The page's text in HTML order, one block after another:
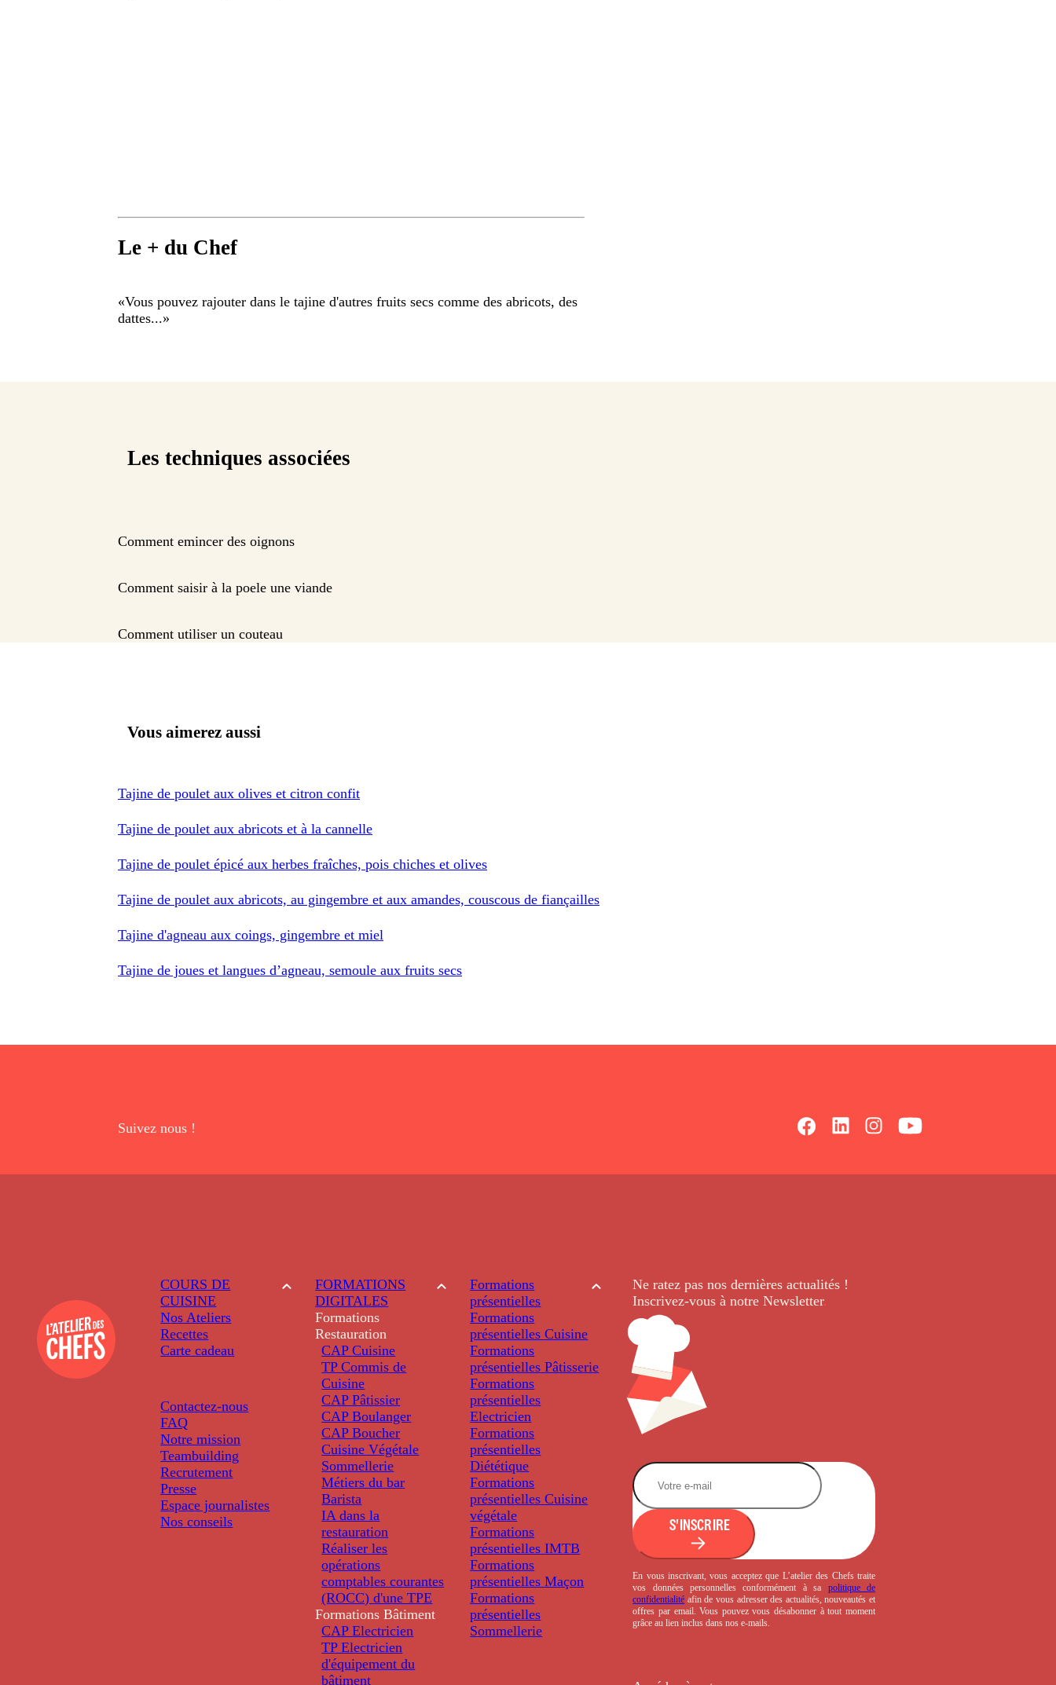
Le + du Chef
«Vous pouvez rajouter dans le tajine d'autres fruits secs comme des abricots, des
dattes...»
Les techniques associées
Comment emincer des oignons
Comment saisir à la poele une viande
Comment utiliser un couteau
Vous aimerez aussi
Tajine de poulet aux olives et citron confit
Tajine de poulet aux abricots et à la cannelle
Tajine de poulet épicé aux herbes fraîches, pois chiches et olives
Tajine de poulet aux abricots, au gingembre et aux amandes, couscous de fiançailles
Tajine d'agneau aux coings, gingembre et miel
Tajine de joues et langues d’agneau, semoule aux fruits secs
Suivez nous !
COURS DE
CUISINE
Nos Ateliers
Recettes
Carte cadeau
Contactez-nous
FAQ
Notre mission
Teambuilding
Recrutement
Presse
Espace journalistes
Nos conseils
FORMATIONS
DIGITALES
Formations
Restauration
CAP Cuisine
TP Commis de
Cuisine
CAP Pâtissier
CAP Boulanger
CAP Boucher
Cuisine Végétale
Sommellerie
Métiers du bar
Barista
IA dans la
restauration
Réaliser les
opérations
comptables courantes
(ROCC) d'une TPE
Formations Bâtiment
CAP Electricien
TP Electricien
d'équipement du
bâtiment
Formations
présentielles
Formations
présentielles Cuisine
Formations
présentielles Pâtisserie
Formations
présentielles
Electricien
Formations
présentielles
Diététique
Formations
présentielles Cuisine
végétale
Formations
présentielles IMTB
Formations
présentielles Maçon
Formations
présentielles
Sommellerie
Ne ratez pas nos dernièresactualités !
Inscrivez-vous à notre Newsletter.
S'INSCRIRE
En vous inscrivant, vous acceptez que L’atelier des Chefs traite
vos données personnelles conformément à sa politique de
confidentialité afin de vous adresser des actualités, nouveautés et
offres par email. Vous pouvez vous désabonner à tout moment
grâce au lien inclus dans nos e-mails.